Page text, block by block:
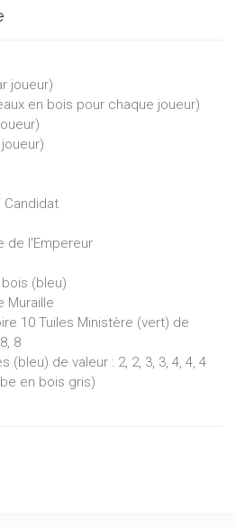
joueur)
en bois pour chaque joueur)
Candidat
de l'Empereur
(bleu)
Muraille
10 Tuiles Ministère (vert) de
8
(bleu) de valeur : 2, 2, 3, 3, 4, 4, 4
en bois gris)